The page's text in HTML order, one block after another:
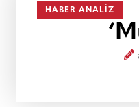
HABER ANALIZ